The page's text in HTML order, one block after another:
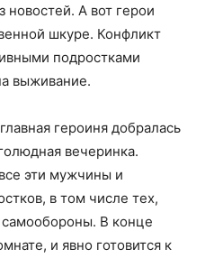
новостей. А вот герои
шкуре. Конфликт
подростками
выживание.
героиня добралась
вечеринка.
эти мужчины и
в том числе тех,
самообороны. В конце
и явно готовится к